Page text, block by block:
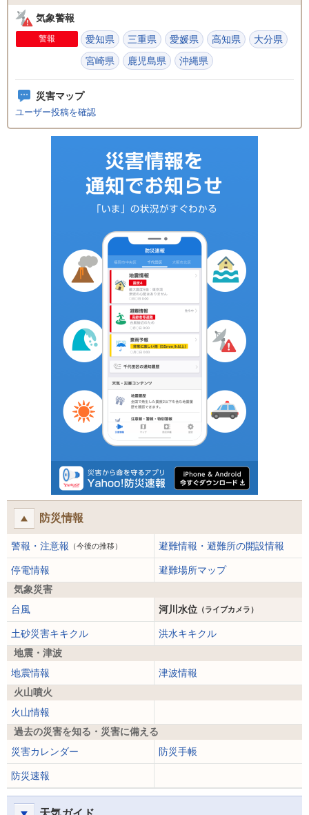
気象警報
警報 愛知県 三重県 愛媛県 高知県
大分県
宮崎県
鹿児島県 沖縄県
災害マップ
ユーザー投稿を確認
防災情報
警報・注意報 （今後の推移） 避難情報・避難所の開設情報
停電情報
避難場所マップ
気象災害
台風
河川水位 （ライブカメラ）
土砂災害キキクル
洪水キキクル
地震・津波
地震情報
津波情報
火山噴火
火山情報
過去の災害を知る・災害に備える
災害カレンダー
防災手帳
防災速報